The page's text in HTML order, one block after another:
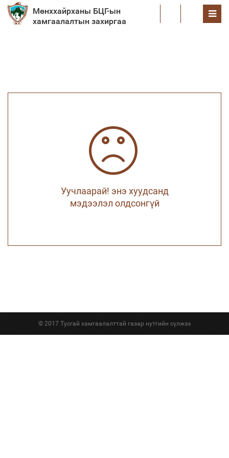
Мөнххайрханы БЦГ-ын
хамгаалалтын захиргаа
Уучлаарай! энэ хуудсанд
мэдээлэл олдсонгүй
© 2017 Тусгай хамгаалалттай газар нутгийн сүлжээ